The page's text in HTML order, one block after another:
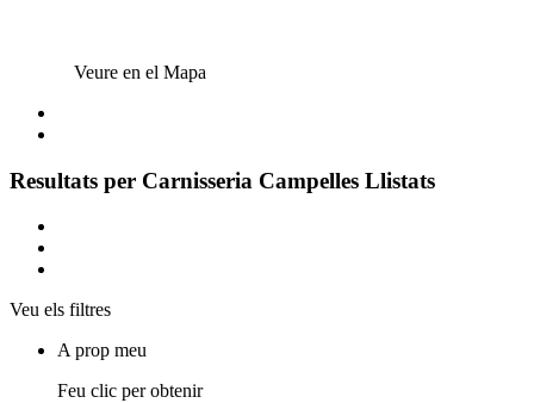
Veure en el Mapa
Resultats per Carnisseria Campelles Llistats
Veu els filtres
A prop meu
Feu clic per obtenir